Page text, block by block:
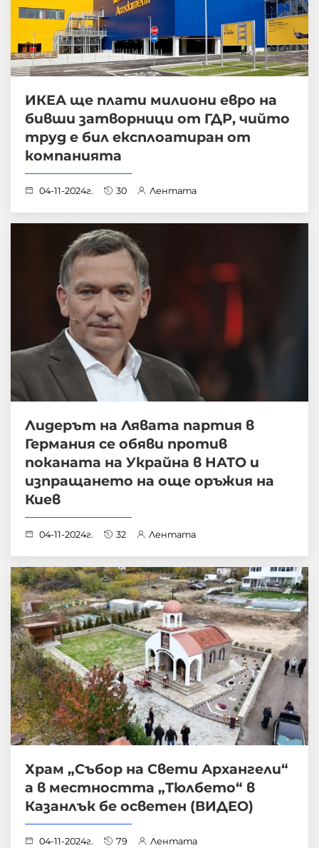
ИКЕА ще плати милиони евро на
бивши затворници от ГДР, чийто
труд е бил експлоатиран от
компанията
04-11-2024г. 30 Лентата
Лидерът на Лявата партия в
Германия се обяви против
поканата на Украйна в НАТО и
изпращането на още оръжия на
Киев
04-11-2024г. 32 Лентата
Храм „Събор на Свети Архангели“
а в местността „Тюлбето“ в
Казанлък бе осветен (ВИДЕО)
04-11-2024г. 79 Лентата